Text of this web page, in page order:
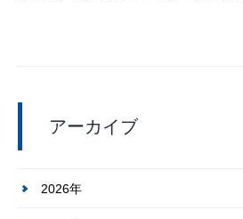
アーカイブ
2026年